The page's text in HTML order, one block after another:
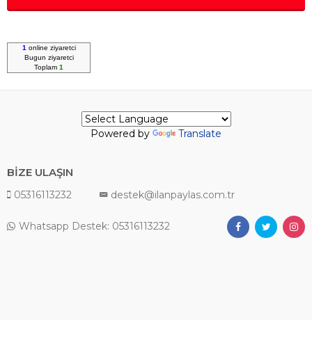
1 online ziyaretci
Bugun ziyaretci
Toplam 1
Powered by Translate
BİZE ULAŞIN
05316113232 destek@ilanpaylas.com.tr
Whatsapp Destek: 05316113232